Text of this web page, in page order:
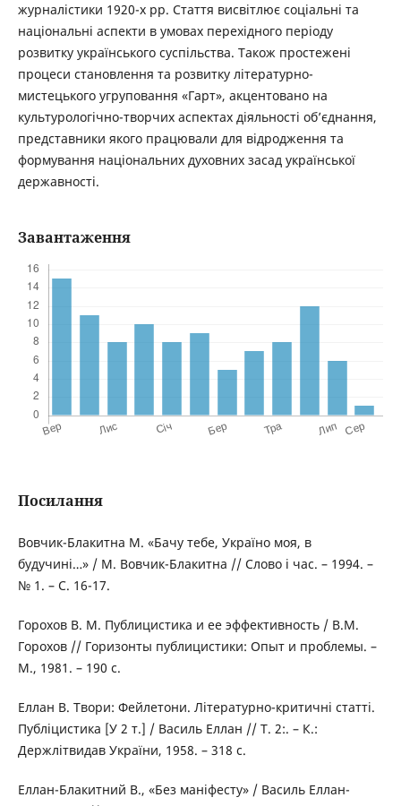
журналістики 1920-х рр. Стаття висвітлює соціальні та
національні аспекти в умовах перехідного періоду
розвитку українського суспільства. Також простежені
процеси становлення та розвитку літературно-
мистецького угруповання «Гарт», акцентовано на
культурологічно-творчих аспектах діяльності об’єднання,
представники якого працювали для відродження та
формування національних духовних засад української
державності.
Завантаження
Посилання
Вовчик-Блакитна М. «Бачу тебе, Україно моя, в
будучині…» / М. Вовчик-Блакитна // Слово і час. – 1994. –
№ 1. – С. 16-17.
Горохов В. М. Публицистика и ее эффективность / В.М.
Горохов // Горизонты публицистики: Опыт и проблемы. –
М., 1981. – 190 с.
Еллан В. Твори: Фейлетони. Лiтературно-критичнi статті.
Публіцистика [У 2 т.] / Василь Еллан // Т. 2:. – К.:
Держлітвидав України, 1958. – 318 с.
Еллан-Блакитний В., «Без маніфесту» / Василь Еллан-